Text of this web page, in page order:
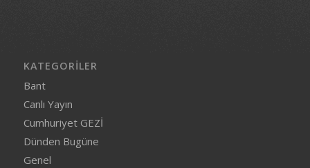
KATEGORILER
Bant
Canlı Yayın
Cumhuriyet GEZİ
Dünden Bugüne
Genel